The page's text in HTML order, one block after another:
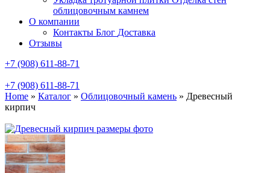
облицовочным камнем
О компании
Контакты Блог Доставка
Отзывы
+7 (908) 611-88-71
+7 (908) 611-88-71
Home » Каталог » Облицовочный камень » Древесный
кирпич